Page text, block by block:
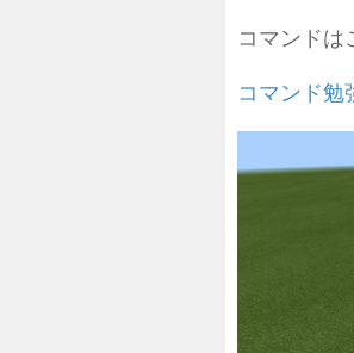
コマンドは
コマンド勉